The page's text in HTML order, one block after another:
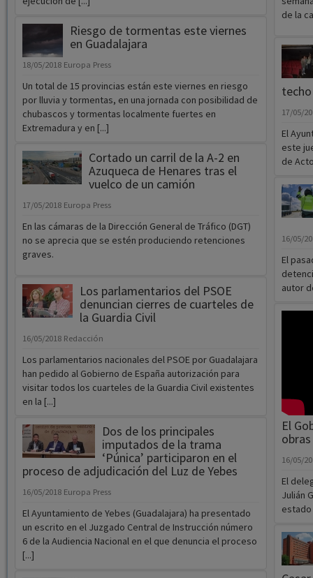
Riesgo de tormentas este viernes
en Guadalajara
18/05/2018 Europa Press
Un total de 15 provincias están este viernes en riesgo
por lluvia y tormentas, en una jornada con posibilidad de
chubascos y tormentas localmente fuertes en
Extremadura y en [...]
Cortado un carril de la A-2 en
Azuqueca de Henares tras el
vuelco de un camión
17/05/2018 Europa Press
En las cámaras de la Dirección General de Tráfico (DGT)
no se aprecia que se estén produciendo retenciones
graves.
Los parlamentarios del PSOE
denuncian cierres de cuarteles de
la Guardia Civil
16/05/2018 Redacción
Los parlamentarios nacionales del PSOE por Guadalajara
han pedido al Gobierno de España autorización para
visitar todos los cuarteles de la Guardia Civil existentes
en la [...]
Dos de los principales
imputados de la trama
‘Púnica’ participaron en el
proceso de adjudicación del Luz de Yebes
16/05/2018 Europa Press
El Ayuntamiento de Yebes (Guadalajara) ha presentado
un escrito en el Juzgado Central de Instrucción número
6 de la Audiencia Nacional en el que denuncia el proceso
[...]
de la
techo
17/05/
El
este
de
16/05/
El
autor
El
16/05/
El
Julián